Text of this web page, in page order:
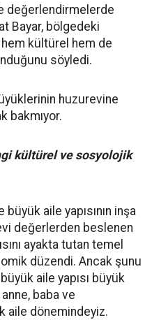
değerlendirmelerde
Bayar, bölgedeki
hem kültürel hem de
söyledi.
huzurevine
bakmıyor.
kültürel ve sosyolojik
aile yapısının inşa
değerlerden beslenen
ayakta tutan temel
düzendi. Ancak şunu
aile yapısı büyük
baba ve
aile dönemindeyiz.